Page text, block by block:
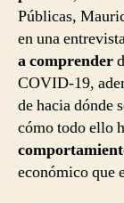
Públicas,
en una
a comprender
COVID-19,
de hacia dónde
cómo todo ello
económico que